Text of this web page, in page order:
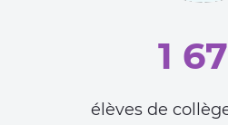
1
élèves de